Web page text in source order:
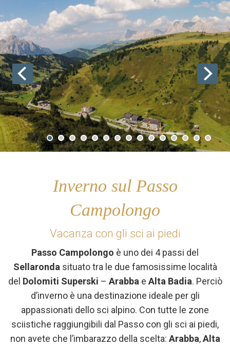
Inverno sul Passo
Campolongo
Vacanza con gli sci ai piedi
Passo Campolongo è uno dei 4 passi del
Sellarondasituato tra le due famosissime località
del Dolomiti Superski – Arabbae Alta Badia. Perciò
d’inverno è una destinazione ideale per gli
appassionati dello sci alpino. Con tutte le zone
sciistiche raggiungibili dal Passo con gli sci ai piedi,
non avete che l’imbarazzo della scelta: Arabba,Alta